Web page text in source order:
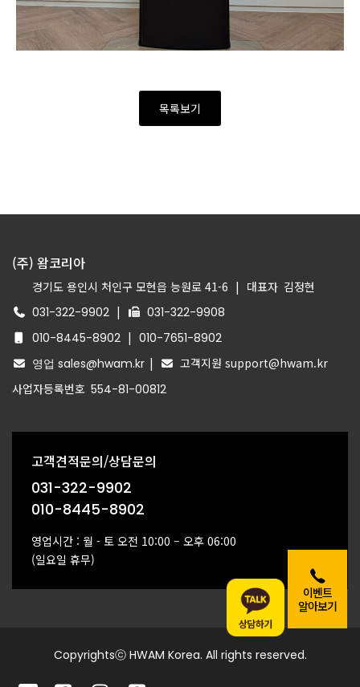
이벤트
알아보기
목록보기
(주) 왐코리아
경기도 용인시 처인구 모현읍 능원로 41-6 | 대표자 김정현
031-322-9902 |
031-322-9908
010-8445-8902 | 010-7651-8902
영업 sales@hwam.kr |
고객지원 support@hwam.kr
사업자등록번호 554-81-00812
고객견적문의/상담문의
031-322-9902
010-8445-8902
영업시간 : 월 - 토 오전 10:00 – 오후 06:00
(일요일 휴무)
Copyrightsⓒ HWAM Korea. All rights reserved.